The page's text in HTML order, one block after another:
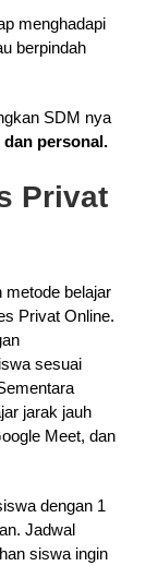
menghadapi
berpindah
SDM nya
personal.
Privat
belajar
Privat Online.
sesuai
jarak jauh
Meet, dan
dengan 1
Jadwal
siswa ingin